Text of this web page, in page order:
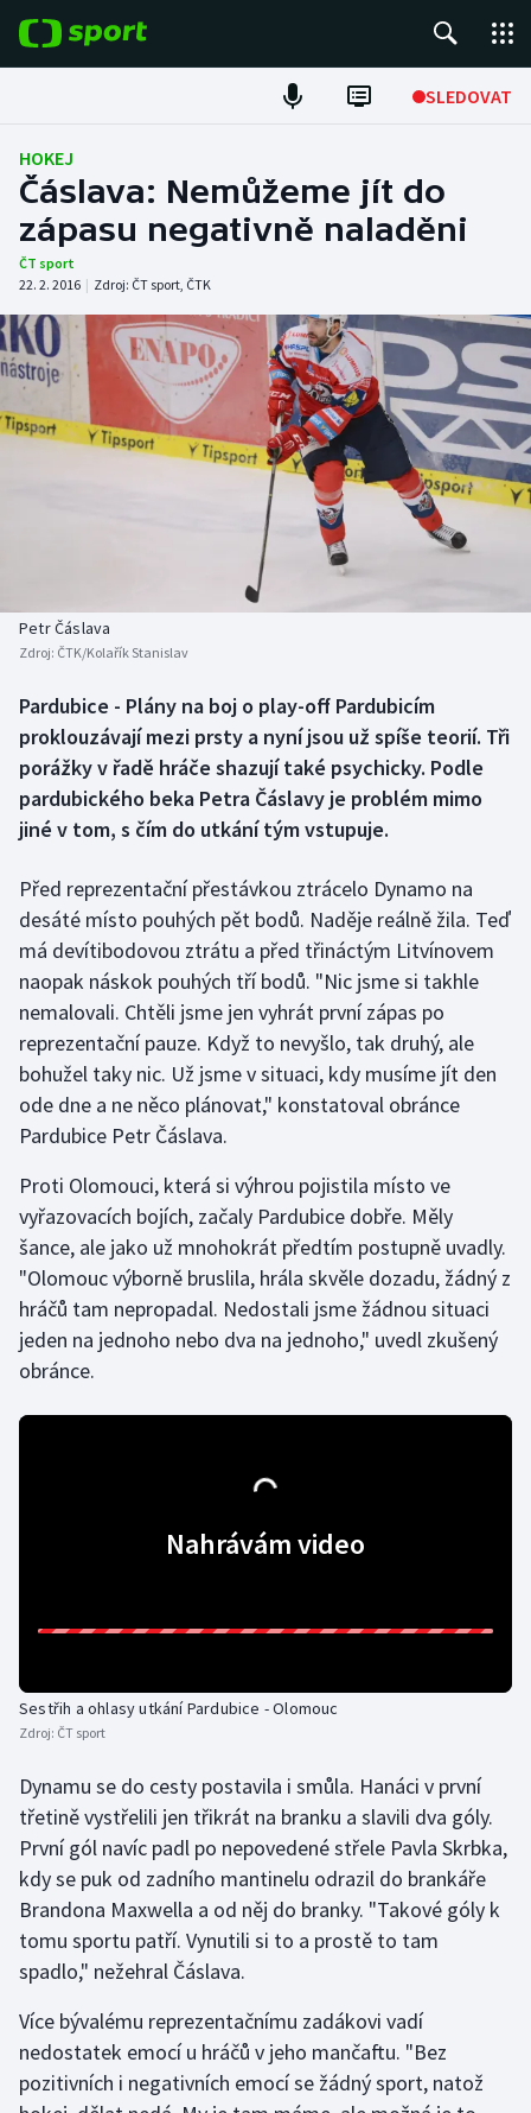
SLEDOVAT
Fotbal
Hokej
Tenis
Atletika
Cyklistika
DALŠÍ SPORTY
Biatlon
Boby a skeleton
Box
Curling
Dostihy
Florbal
Futsal
Golf
Gymnastika
Házená
Judo
Krasobruslení
Olympijské hry
Parasport
Plavání
Plážový volejbal
Ragby
Rychlobruslení
Rychlostní kanoistika
Short track
Sportovní střelba
Aplikace ČT sport
AZ kvíz
HOKEJ
Čáslava: Nemůžeme jít do
zápasu negativně naladěni
ČT sport
22. 2. 2016 | Zdroj: ČT sport, ČTK
Petr Čáslava
Zdroj: ČTK/Kolařík Stanislav
Pardubice - Plány na boj o play-off Pardubicím
proklouzávají mezi prsty a nyní jsou už spíše teorií. Tři
porážky v řadě hráče shazují také psychicky. Podle
pardubického beka Petra Čáslavy je problém mimo
jiné v tom, s čím do utkání tým vstupuje.
Před reprezentační přestávkou ztrácelo Dynamo na
desáté místo pouhých pět bodů. Naděje reálně žila. Teď
má devítibodovou ztrátu a před třináctým Litvínovem
naopak náskok pouhých tří bodů. "Nic jsme si takhle
nemalovali. Chtěli jsme jen vyhrát první zápas po
reprezentační pauze. Když to nevyšlo, tak druhý, ale
bohužel taky nic. Už jsme v situaci, kdy musíme jít den
ode dne a ne něco plánovat," konstatoval obránce
Pardubice Petr Čáslava.
Proti Olomouci, která si výhrou pojistila místo ve
vyřazovacích bojích, začaly Pardubice dobře. Měly
šance, ale jako už mnohokrát předtím postupně uvadly.
"Olomouc výborně bruslila, hrála skvěle dozadu, žádný z
hráčů tam nepropadal. Nedostali jsme žádnou situaci
jeden na jednoho nebo dva na jednoho," uvedl zkušený
obránce.
Nahrávám video
Sestřih a ohlasy utkání Pardubice - Olomouc
Zdroj: ČT sport
Dynamu se do cesty postavila i smůla. Hanáci v první
třetině vystřelili jen třikrát na branku a slavili dva góly.
První gól navíc padl po nepovedené střele Pavla Skrbka,
kdy se puk od zadního mantinelu odrazil do brankáře
Brandona Maxwella a od něj do branky. "Takové góly k
tomu sportu patří. Vynutili si to a prostě to tam
spadlo," nežehral Čáslava.
Více bývalému reprezentačnímu zadákovi vadí
nedostatek emocí u hráčů v jeho mančaftu. "Bez
pozitivních i negativních emocí se žádný sport, natož